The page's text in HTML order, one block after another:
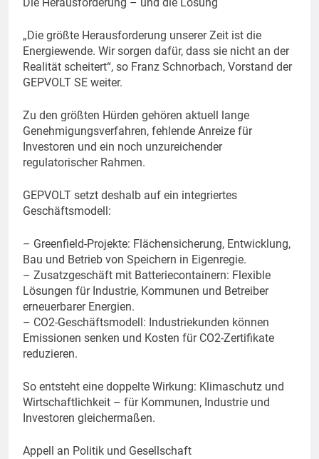
Die Herausforderung – und die Lösung
„Die größte Herausforderung unserer Zeit ist die
Energiewende. Wir sorgen dafür, dass sie nicht an der
Realität scheitert“, so Franz Schnorbach, Vorstand der
GEPVOLT SE weiter.
Zu den größten Hürden gehören aktuell lange
Genehmigungsverfahren, fehlende Anreize für
Investoren und ein noch unzureichender
regulatorischer Rahmen.
GEPVOLT setzt deshalb auf ein integriertes
Geschäftsmodell:
– Greenfield-Projekte: Flächensicherung, Entwicklung,
Bau und Betrieb von Speichern in Eigenregie.
– Zusatzgeschäft mit Batteriecontainern: Flexible
Lösungen für Industrie, Kommunen und Betreiber
erneuerbarer Energien.
– CO2-Geschäftsmodell: Industriekunden können
Emissionen senken und Kosten für CO2-Zertifikate
reduzieren.
So entsteht eine doppelte Wirkung: Klimaschutz und
Wirtschaftlichkeit – für Kommunen, Industrie und
Investoren gleichermaßen.
Appell an Politik und Gesellschaft